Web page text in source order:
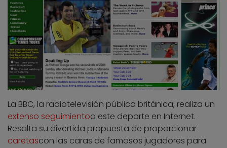
La BBC, la radiotelevisión pública británica, realiza un
extenso seguimientoa este deporte en Internet.
Resalta su divertida propuesta de proporcionar
caretascon las caras de famosos jugadores para